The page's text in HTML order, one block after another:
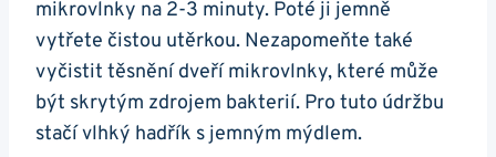
mikrovlnky na 2-3 ‍minuty. Poté ji jemně​
vytřete‍ čistou⁤ utěrkou. ​Nezapomeňte také
vyčistit těsnění dveří mikrovlnky, které může
být​ skrytým‌ zdrojem bakterií. Pro ​tuto údržbu
stačí vlhký hadřík s jemným mýdlem.